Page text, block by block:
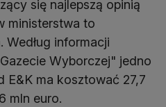
się najlepszą opinią
ministerstwa to
Według informacji
Wyborczej" jedno
E&K ma kosztować 27,7
mln euro.